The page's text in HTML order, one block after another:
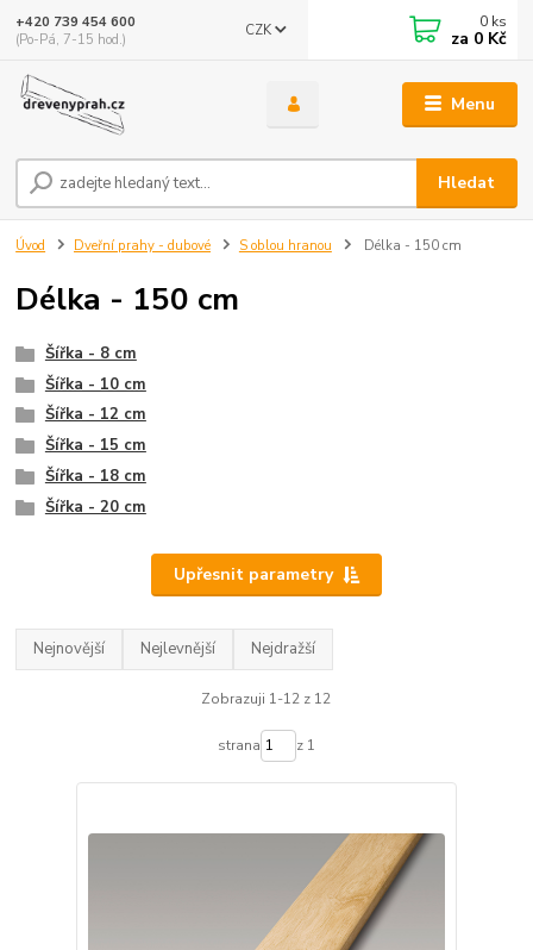
Menu
CZK
Hledat
+420 739 454 600
(Po-Pá, 7-15 hod.)
0 ks
za 0 Kč
Úvod Dveřní prahy - dubové S oblou hranou Délka - 150 cm
Délka - 150 cm
Šířka - 8 cm
Šířka - 10 cm
Šířka - 12 cm
Šířka - 15 cm
Šířka - 18 cm
Šířka - 20 cm
Upřesnit parametry
Nejnovější Nejlevnější Nejdražší
Zobrazuji 1-12 z 12
strana z 1